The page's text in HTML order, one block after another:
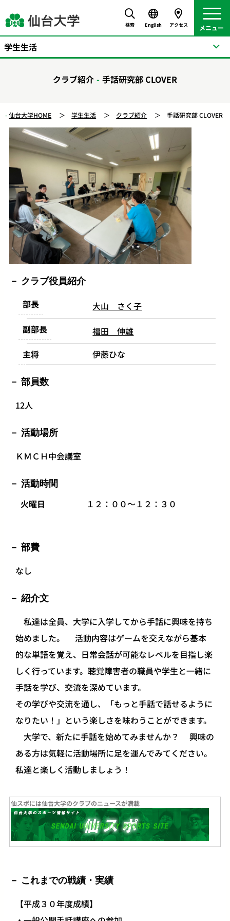
検索 English アクセス
クラブ紹介 手話研究部 CLOVER
仙台大学HOME 学生生活 クラブ紹介 手話研究部 CLOVER
クラブ役員紹介
部長
大山 さく子
副部長
福田 伸雄
主将
伊藤ひな
部員数
12人
活動場所
ＫＭＣＨ中会議室
活動時間
火曜日 １２：００～１２：３０
部費
なし
紹介文
私達は全員、大学に入学してから手話に興味を持ち
始めました。 活動内容はゲームを交えながら基本
的な単語を覚え、日常会話が可能なレベルを目指し楽
しく行っています。聴覚障害者の職員や学生と一緒に
手話を学び、交流を深めています。
その学びや交流を通し、「もっと手話で話せるように
なりたい！」という楽しさを味わうことができます。
大学で、新たに手話を始めてみませんか？ 興味の
ある方は気軽に活動場所に足を運んでみてください。
私達と楽しく活動しましょう！
仙スポには仙台大学のクラブのニュースが満載
これまでの戦績・実績
【平成３０年度成績】
学生生活